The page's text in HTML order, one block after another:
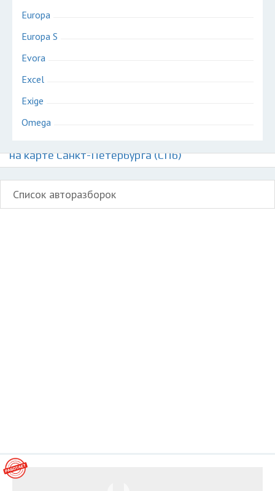
Europa
Europa S
Evora
Excel
Exige
Omega
на карте Санкт-Петербурга (СПб)
Список авторазборок